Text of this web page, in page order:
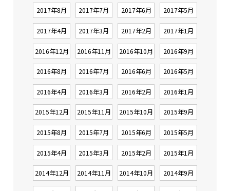
2017年8月 2017年7月 2017年6月 2017年5月
2017年4月 2017年3月 2017年2月 2017年1月
2016年12月 2016年11月 2016年10月 2016年9月
2016年8月 2016年7月 2016年6月 2016年5月
2016年4月 2016年3月 2016年2月 2016年1月
2015年12月 2015年11月 2015年10月 2015年9月
2015年8月 2015年7月 2015年6月 2015年5月
2015年4月 2015年3月 2015年2月 2015年1月
2014年12月 2014年11月 2014年10月 2014年9月